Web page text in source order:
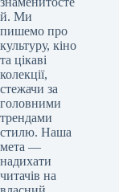
й. Ми
пишемо про
культуру, кіно
та цікаві
колекції,
стежачи за
головними
трендами
стилю. Наша
мета —
надихати
читачів на